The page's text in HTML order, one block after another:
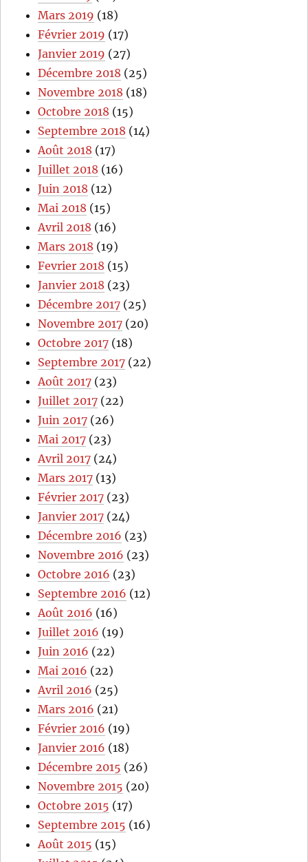
Mars 2019 (18)
Février 2019 (17)
Janvier 2019 (27)
Décembre 2018 (25)
Novembre 2018 (18)
Octobre 2018 (15)
Septembre 2018 (14)
Août 2018 (17)
Juillet 2018 (16)
Juin 2018 (12)
Mai 2018 (15)
Avril 2018 (16)
Mars 2018 (19)
Fevrier 2018 (15)
Janvier 2018 (23)
Décembre 2017 (25)
Novembre 2017 (20)
Octobre 2017 (18)
Septembre 2017 (22)
Août 2017 (23)
Juillet 2017 (22)
Juin 2017 (26)
Mai 2017 (23)
Avril 2017 (24)
Mars 2017 (13)
Février 2017 (23)
Janvier 2017 (24)
Décembre 2016 (23)
Novembre 2016 (23)
Octobre 2016 (23)
Septembre 2016 (12)
Août 2016 (16)
Juillet 2016 (19)
Juin 2016 (22)
Mai 2016 (22)
Avril 2016 (25)
Mars 2016 (21)
Février 2016 (19)
Janvier 2016 (18)
Décembre 2015 (26)
Novembre 2015 (20)
Octobre 2015 (17)
Septembre 2015 (16)
Août 2015 (15)